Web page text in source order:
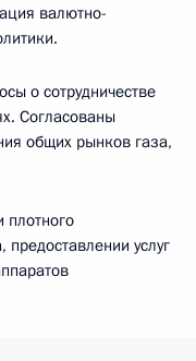
валютно-
о сотрудничестве
Согласованы
общих рынков газа,
услуг